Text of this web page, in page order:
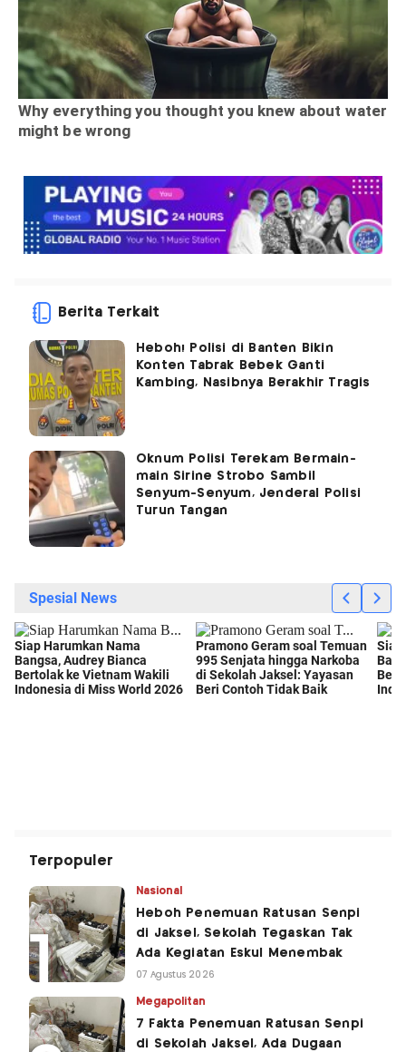
Berita Terkait
Heboh! Polisi di Banten Bikin
Konten Tabrak Bebek Ganti
Kambing, Nasibnya Berakhir Tragis
Oknum Polisi Terekam Bermain-
main Sirine Strobo Sambil
Senyum-Senyum, Jenderal Polisi
Turun Tangan
Terpopuler
Nasional
Heboh Penemuan Ratusan Senpi
di Jaksel, Sekolah Tegaskan Tak
Ada Kegiatan Eskul Menembak
07 Agustus 2026
Megapolitan
7 Fakta Penemuan Ratusan Senpi
di Sekolah Jaksel, Ada Dugaan